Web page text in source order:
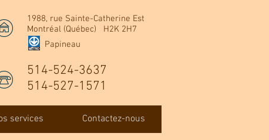
services Contactez-nous
1988, rue Sainte-Catherine Est
Montréal (Québec) H2K 2H7
Papineau
514-524-3637
514-527-1571